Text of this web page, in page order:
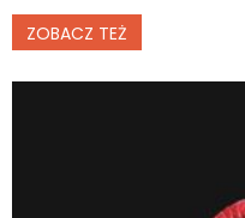
ZOBACZ TEŻ